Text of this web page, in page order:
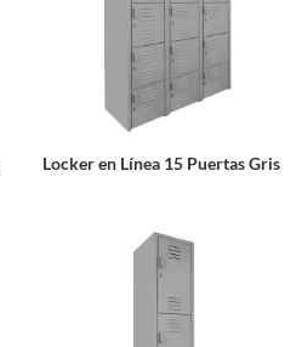
Locker en Línea 15 Puertas Gris